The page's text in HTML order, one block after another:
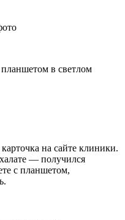
на сайте клиники.
— получился
с планшетом,